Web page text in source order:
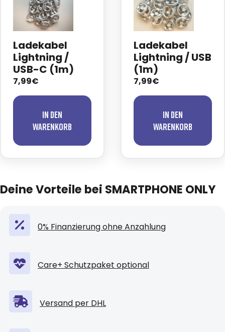
Ladekabel
Lightning /
USB-C (1m)
7,99€
In den
Warenkorb
Ladekabel
Lightning / USB
(1m)
7,99€
In den
Warenkorb
Deine Vorteile bei SMARTPHONE ONLY
0% Finanzierung ohne Anzahlung
Care+ Schutzpaket optional
Versand per DHL